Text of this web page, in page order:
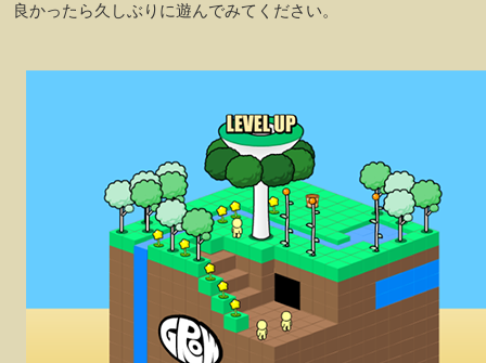
良かったら久しぶりに遊んでみてください。